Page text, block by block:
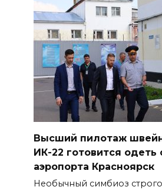
Высший пилотаж
ИК-22 готовится одеть
аэропорта Красноярск
Необычный симбиоз